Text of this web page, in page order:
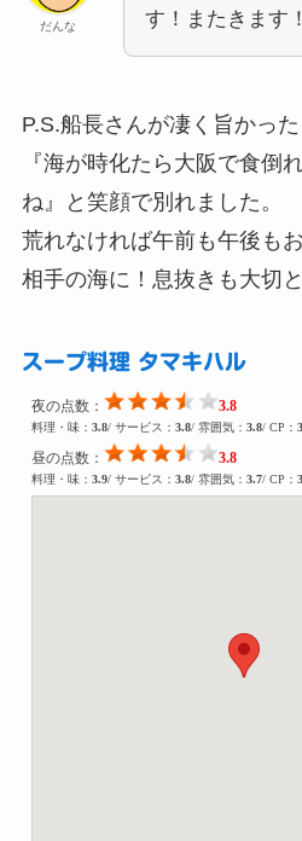
だんな
す！またきます！
P.S.船長さんが凄く旨かった
『海が時化たら大阪で食倒
ね』と笑顔で別れました。
荒れなければ午前も午後も
相手の海に！息抜きも大切
スープ料理 タマキハル